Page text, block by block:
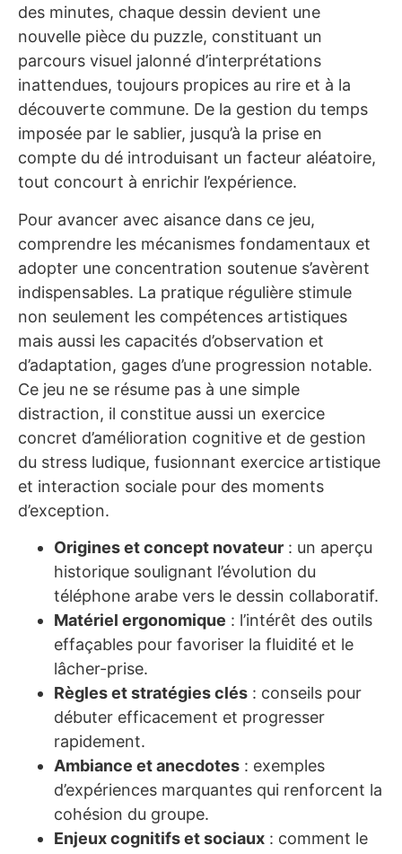
des minutes, chaque dessin devient une
nouvelle pièce du puzzle, constituant un
parcours visuel jalonné d’interprétations
inattendues, toujours propices au rire et à la
découverte commune. De la gestion du temps
imposée par le sablier, jusqu’à la prise en
compte du dé introduisant un facteur aléatoire,
tout concourt à enrichir l’expérience.
Pour avancer avec aisance dans ce jeu,
comprendre les mécanismes fondamentaux et
adopter une concentration soutenue s’avèrent
indispensables. La pratique régulière stimule
non seulement les compétences artistiques
mais aussi les capacités d’observation et
d’adaptation, gages d’une progression notable.
Ce jeu ne se résume pas à une simple
distraction, il constitue aussi un exercice
concret d’amélioration cognitive et de gestion
du stress ludique, fusionnant exercice artistique
et interaction sociale pour des moments
d’exception.
Origines et concept novateur : un aperçu
historique soulignant l’évolution du
téléphone arabe vers le dessin collaboratif.
Matériel ergonomique : l’intérêt des outils
effaçables pour favoriser la fluidité et le
lâcher-prise.
Règles et stratégies clés : conseils pour
débuter efficacement et progresser
rapidement.
Ambiance et anecdotes : exemples
d’expériences marquantes qui renforcent la
cohésion du groupe.
Enjeux cognitifs et sociaux : comment le